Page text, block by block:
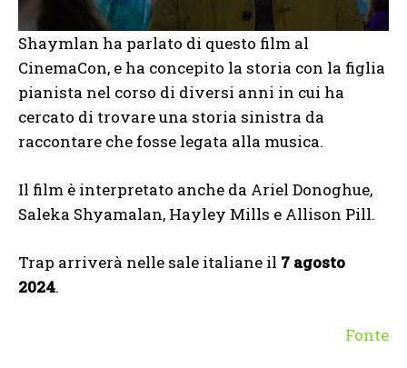
Shaymlan ha parlato di questo film al
CinemaCon, e ha concepito la storia con la figlia
pianista nel corso di diversi anni in cui ha
cercato di trovare una storia sinistra da
raccontare che fosse legata alla musica.
Il film è interpretato anche da Ariel Donoghue,
Saleka Shyamalan, Hayley Mills e Allison Pill.
Trap arriverà nelle sale italiane il 7 agosto
2024.
Fonte